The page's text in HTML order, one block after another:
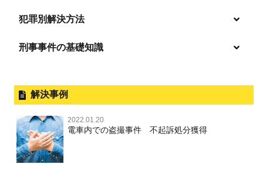
逮捕・監禁
業務妨害
淫行・援助交際
公然わいせつ，わいせつ物頒布，淫
行勧誘罪
児童ポルノ・リベンジポルノ
恐喝
危険ドラッグ
危険運転行為等
商標法違反
ストーカー事件
「逮捕」について適切に知ることで不安や悩みを解消する
逮捕後、早急な釈放・保釈を望むときにすべきこと
無実・無罪の証明をしたい
被害者との示談を円満に進めるためには
犯罪別解決方法
事件別－暴力事件
暴行・傷害
殺人
過失致死・過失傷害
脅迫・強要
性犯罪 TOP
痴漢
盗撮，のぞき
不同意わいせつ（旧：強制わいせつ，準強制わいせつ），
事件別－財産犯
財産犯 TOP
窃盗罪
事件別－薬物事件
薬物事件 TOP
事件別－交通違反・交通事故
刑事事件の基礎知識
外国人事件の手続きと特色
刑事裁判の概要・手続
公務員の逮捕・刑事事件
控訴・上告
解決事例
2022.01.20
電車内での盗撮事件 不起訴処分獲得